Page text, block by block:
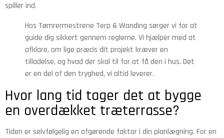
spiller ind.
Hos Tømrermestrene Terp & Wanding sørger vi for at
guide dig sikkert gennem reglerne. Vi hjælper med at
afklare, om lige præcis dit projekt kræver en
tilladelse, og hvad der skal til for at få den i hus. Det
er en del af den tryghed, vi altid leverer.
Hvor lang tid tager det at bygge
en overdækket træterrasse?
Tiden er selvfølgelig en afgørende faktor i din planlægning. For en